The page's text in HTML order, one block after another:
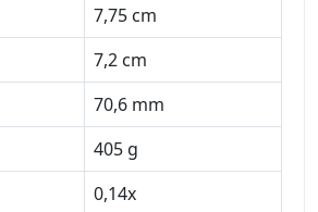
7,75 cm
7,2 cm
70,6 mm
405 g
0,14x